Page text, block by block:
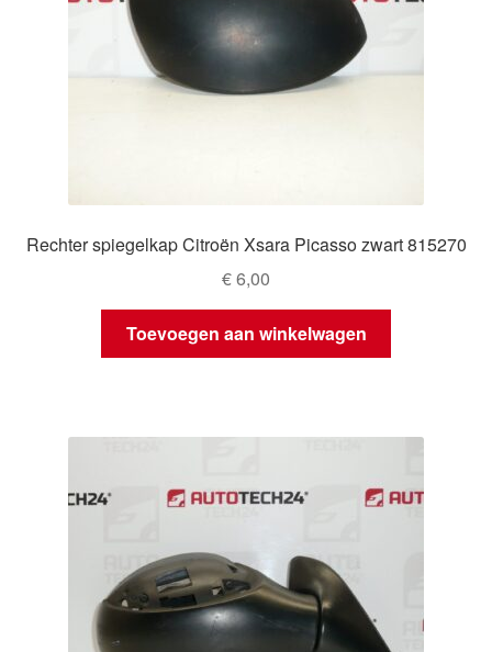
Rechter spiegelkap Citroën Xsara Picasso zwart 815270
€6,00
Toevoegen aan winkelwagen